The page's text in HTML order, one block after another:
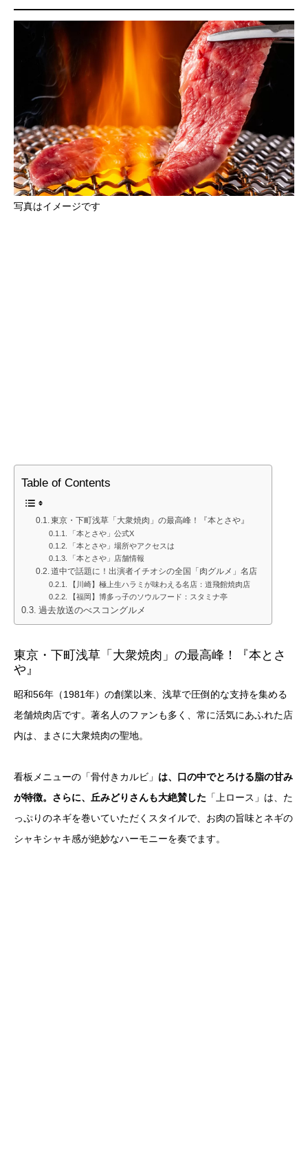
写真はイメージです
Table of Contents
東京・下町浅草「大衆焼肉」の最高峰！『本とさや』
「本とさや」公式X
「本とさや」場所やアクセスは
「本とさや」店舗情報
道中で話題に！出演者イチオシの全国「肉グルメ」名店
【川崎】極上生ハラミが味わえる名店：道飛館焼肉店
【福岡】博多っ子のソウルフード：スタミナ亭
過去放送のべスコングルメ
東京・下町浅草「大衆焼肉」の最高峰！『本とさ
や』
昭和56年（1981年）の創業以来、浅草で圧倒的な支持を集める
老舗焼肉店です。著名人のファンも多く、常に活気にあふれた店
内は、まさに大衆焼肉の聖地。
看板メニューの「骨付きカルビ」 は、口の中でとろける脂の甘み
が特徴。さらに、丘みどりさんも大絶賛した 「上ロース」は、た
っぷりのネギを巻いていただくスタイルで、お肉の旨味とネギの
シャキシャキ感が絶妙なハーモニーを奏でます。